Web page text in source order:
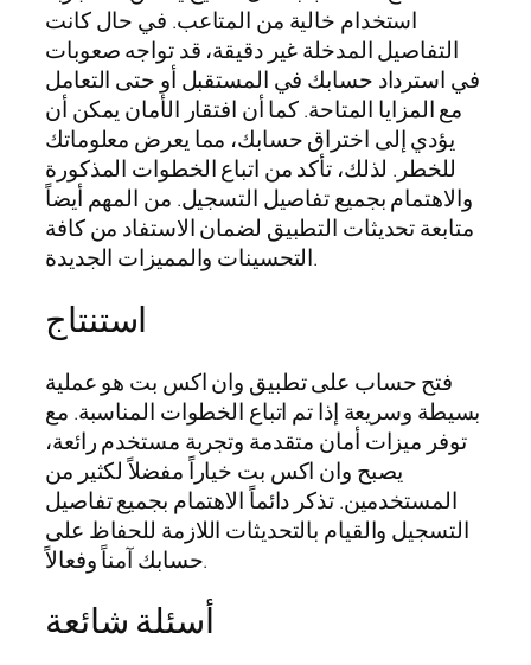
استخدام خالية من المتاعب. في حال كانت
التفاصيل المدخلة غير دقيقة، قد تواجه صعوبات
في استرداد حسابك في المستقبل أو حتى التعامل
مع المزايا المتاحة. كما أن افتقار الأمان يمكن أن
يؤدي إلى اختراق حسابك، مما يعرض معلوماتك
للخطر. لذلك، تأكد من اتباع الخطوات المذكورة
والاهتمام بجميع تفاصيل التسجيل. من المهم أيضاً
متابعة تحديثات التطبيق لضمان الاستفاد من كافة
التحسينات والمميزات الجديدة.
استنتاج
فتح حساب على تطبيق وان اكس بت هو عملية
بسيطة وسريعة إذا تم اتباع الخطوات المناسبة. مع
توفر ميزات أمان متقدمة وتجربة مستخدم رائعة،
يصبح وان اكس بت خياراً مفضلاً لكثير من
المستخدمين. تذكر دائماً الاهتمام بجميع تفاصيل
التسجيل والقيام بالتحديثات اللازمة للحفاظ على
حسابك آمناً وفعالاً.
أسئلة شائعة